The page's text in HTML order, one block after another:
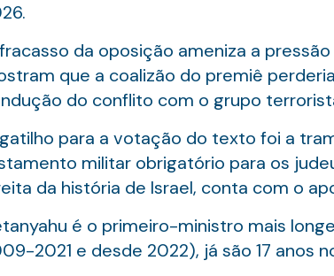
da oposição ameniza a
que a coalizão do premiê
do conflito com o grupo
para a votação do texto foi a
militar obrigatório para os
da história de Israel, conta com o
é o primeiro-ministro mais
2021 e desde 2022), já são 17 anos